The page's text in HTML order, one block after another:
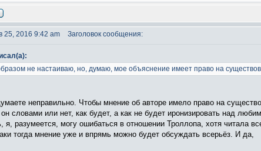
25, 2016 9:42 am Заголовок сообщения:
не настаиваю, но, думаю, мое объяснение имеет право на
неправильно. Чтобы мнение об авторе имело право на
он словами или нет, как будет, а как не будет иронизировать над
я, разумеется, могу ошибаться в отношении Троллопа, хотя читала
тогда мнение уже и впрямь можно будет обсуждать всерьёз. И да,